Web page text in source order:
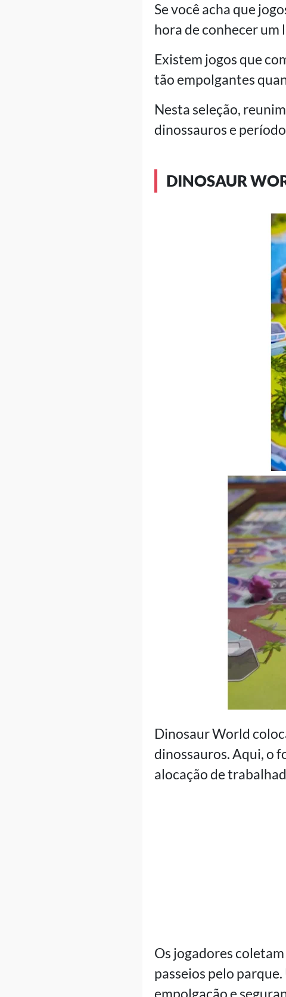
Se você acha que
hora de conhecer
Existem jogos que
tão empolgantes
Nesta seleção,
dinossauros e
DINOSAUR
Dinosaur World
dinossauros. Aqui, o
alocação de
Os jogadores
passeios pelo
empolgação e